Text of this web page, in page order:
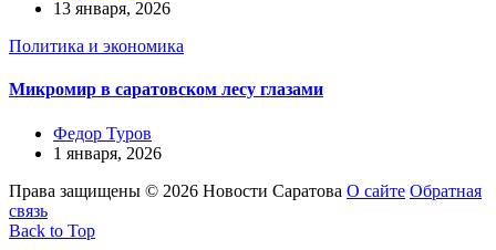
13 января, 2026
Политика и экономика
Микромир в саратовском лесу глазами
Федор Туров
1 января, 2026
Права защищены © 2026 Новости Саратова О сайте Обратная
связь
Back to Top